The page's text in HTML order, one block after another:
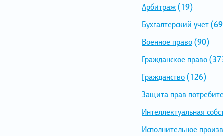
Арбитраж(19)
Бухгалтерский учет
Военное право(90)
Гражданское право
Гражданство(126)
Защита прав
Интеллектуальная
Исполнительное